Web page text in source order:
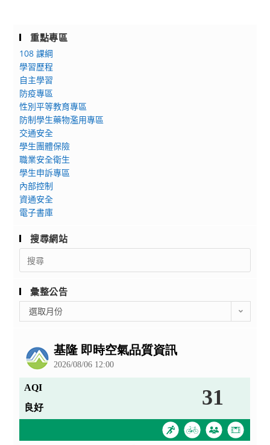
重點專區
108 課綱
學習歷程
自主學習
防疫專區
性別平等教育專區
防制學生藥物濫用專區
交通安全
學生團體保險
職業安全衛生
學生申訴專區
內部控制
資通安全
電子書庫
搜尋網站
Search
for:
彙整公告
整
選取月份